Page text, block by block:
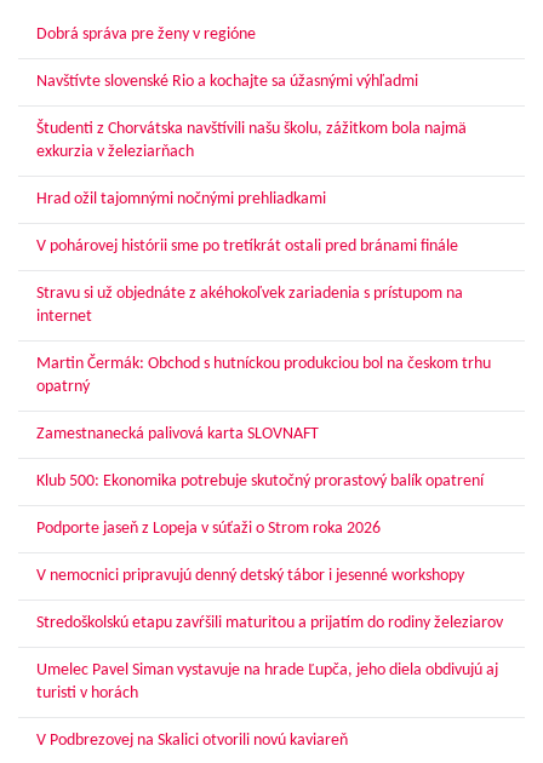
Dobrá správa pre ženy v regióne
Navštívte slovenské Rio a kochajte sa úžasnými výhľadmi
Študenti z Chorvátska navštívili našu školu, zážitkom bola najmä
exkurzia v železiarňach
Hrad ožil tajomnými nočnými prehliadkami
V pohárovej histórii sme po tretíkrát ostali pred bránami finále
Stravu si už objednáte z akéhokoľvek zariadenia s prístupom na
internet
Martin Čermák: Obchod s hutníckou produkciou bol na českom trhu
opatrný
Zamestnanecká palivová karta SLOVNAFT
Klub 500: Ekonomika potrebuje skutočný prorastový balík opatrení
Podporte jaseň z Lopeja v súťaži o Strom roka 2026
V nemocnici pripravujú denný detský tábor i jesenné workshopy
Stredoškolskú etapu zavŕšili maturitou a prijatím do rodiny železiarov
Umelec Pavel Siman vystavuje na hrade Ľupča, jeho diela obdivujú aj
turisti v horách
V Podbrezovej na Skalici otvorili novú kaviareň